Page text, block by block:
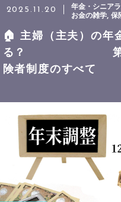
2025.11.20
年金・シニア
お金の雑学 保
🏠 主婦（主夫）の年
る？ 第3
険者制度のすべて